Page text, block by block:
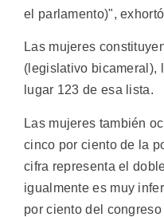
el parlamento)",
Las mujeres
(legislativo bicameral),
lugar 123 de esa lista.
Las mujeres también
cinco por ciento de la
cifra representa el
igualmente es muy
por ciento del